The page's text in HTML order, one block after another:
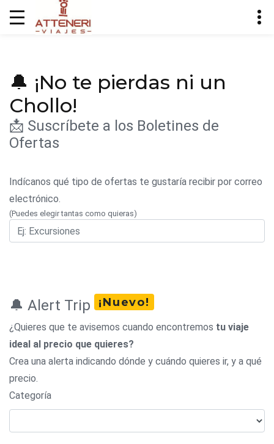
🔔 ¡No te pierdas ni un
Chollo!
📩 Suscríbete a los Boletines de
Ofertas
Indícanos qué tipo de ofertas te gustaría recibir por correo
electrónico.
(Puedes elegir tantas como quieras)
🔔 Alert Trip ¡Nuevo!
¿Quieres que te avisemos cuando encontremos tu viaje
ideal al precio que quieres?
Crea una alerta indicando dónde y cuándo quieres ir, y a qué
precio.
Categoría